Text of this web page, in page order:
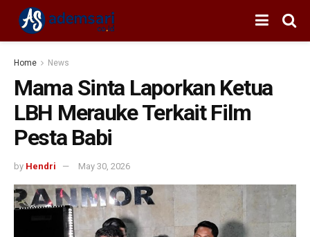
Home News
Mama Sinta Laporkan Ketua
LBH Merauke Terkait Film
Pesta Babi
by Hendri May 30, 2026